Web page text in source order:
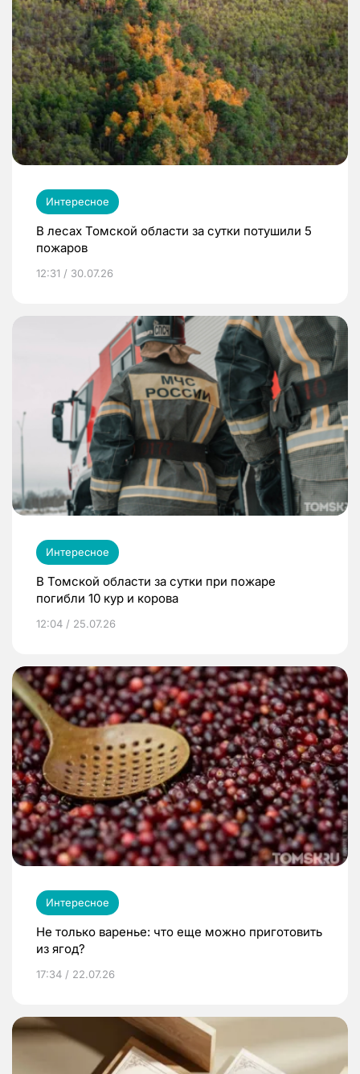
Интересное
В лесах Томской области за сутки потушили 5
пожаров
12:31 / 30.07.26
Интересное
В Томской области за сутки при пожаре
погибли 10 кур и корова
12:04 / 25.07.26
Интересное
Не только варенье: что еще можно приготовить
из ягод?
17:34 / 22.07.26